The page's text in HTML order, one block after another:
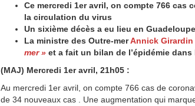
Ce mercredi 1er avril, on compte 766 cas
la circulation du virus
Un sixième décès a eu lieu en
La ministre des Outre-merAnnick Girardin
mer » et a fait un bilan de l’épidémie
(MAJ) Mercredi 1er avril, 21h05 :
Au mercredi 1er avril, on compte 766 cas de
de 34 nouveaux cas . Une augmentation qui